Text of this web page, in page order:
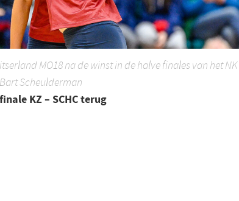
MO18 na de winst in de halve finales van het NK
Scheulderman
KZ – SCHC terug